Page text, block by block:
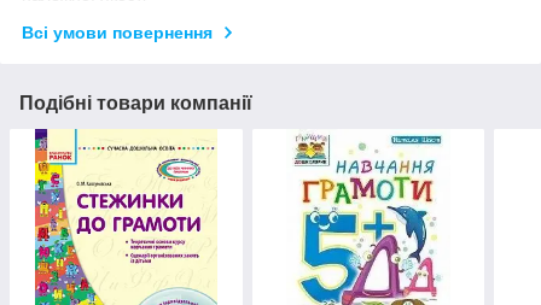
Всі умови повернення
Подібні товари компанії